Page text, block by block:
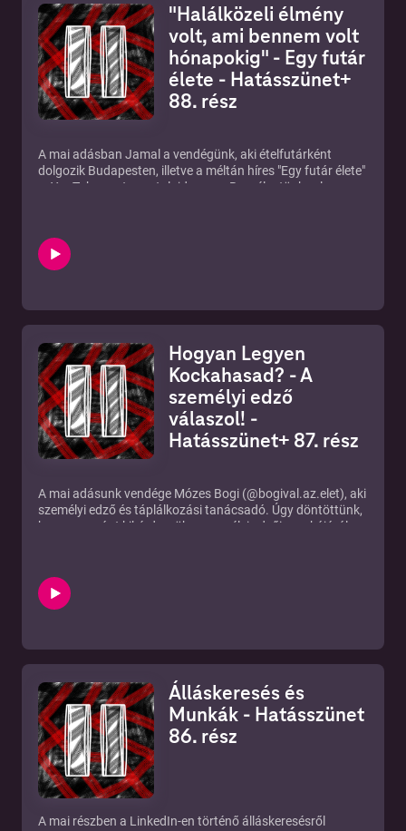
"Halálközeli élmény
volt, ami bennem volt
hónapokig" - Egy futár
élete - Hatásszünet+
88. rész
A mai adásban Jamal a vendégünk, aki ételfutárként
dolgozik Budapesten, illetve a méltán híres "Egy futár élete"
c. YouTube csatorna tulajdonosa. Beszélgetünk vele a
furcsa és vicces történetek is. Tartsatok velünk!
►Egy futár élete:
https://www.youtube.com/channel/UCnVjbICxWgPhNZ-
https://www.patreon.com/hatasszunet
►IRATKOZZ FEL:
https://tinyurl.com/hatasszunetfeliratkozas
►Írjatok témákat: https://tinyurl.com/temahatasszunet
►E-mail: hatasszunetofficial@gmail.com
Hogyan Legyen
Kockahasad? - A
személyi edző
válaszol! -
Hatásszünet+ 87. rész
A mai adásunk vendége Mózes Bogi (@bogival.az.elet), aki
személyi edző és táplálkozási tanácsadó. Úgy döntöttünk,
hogy egyaránt kikérdezzük a személyi edzői munkájáról,
a motiválatlan vendégeivel? Hogyan lehet kockahasad?
Hogyan kell diétázni? Ezekre a kérdésekre mind választ
kaphattok, ha meghallgatjátok a Hatásszünet mai
►Új rész minden KEDDEN!
►Ha támogatnál minket:
https://www.patreon.com/hatasszunet
►IRATKOZZ FEL:
https://tinyurl.com/hatasszunetfeliratkozas
►Írjatok témákat: https://tinyurl.com/temahatasszunet
Álláskeresés és
Munkák - Hatásszünet
86. rész
A mai részben a LinkedIn-en történő álláskeresésről